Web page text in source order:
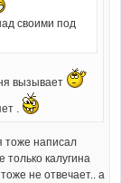
своими под
вызывает
.
тоже написал
калугина
не отвечает.. а